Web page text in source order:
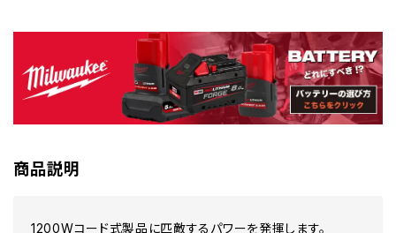
商品説明
1200Wコード式製品に匹敵するパワーを発揮します。